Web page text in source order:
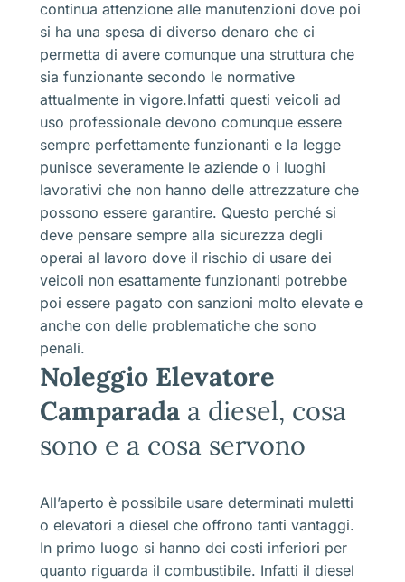
continua attenzione alle manutenzioni dove poi
si ha una spesa di diverso denaro che ci
permetta di avere comunque una struttura che
sia funzionante secondo le normative
attualmente in vigore.Infatti questi veicoli ad
uso professionale devono comunque essere
sempre perfettamente funzionanti e la legge
punisce severamente le aziende o i luoghi
lavorativi che non hanno delle attrezzature che
possono essere garantire. Questo perché si
deve pensare sempre alla sicurezza degli
operai al lavoro dove il rischio di usare dei
veicoli non esattamente funzionanti potrebbe
poi essere pagato con sanzioni molto elevate e
anche con delle problematiche che sono
penali.
Noleggio Elevatore
Camparada a diesel, cosa
sono e a cosa servono
All’aperto è possibile usare determinati muletti
o elevatori a diesel che offrono tanti vantaggi.
In primo luogo si hanno dei costi inferiori per
quanto riguarda il combustibile. Infatti il diesel